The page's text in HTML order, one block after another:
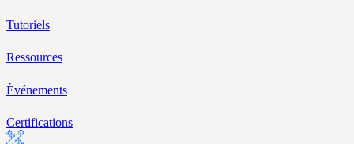
Tutoriels
Ressources
Événements
Certifications